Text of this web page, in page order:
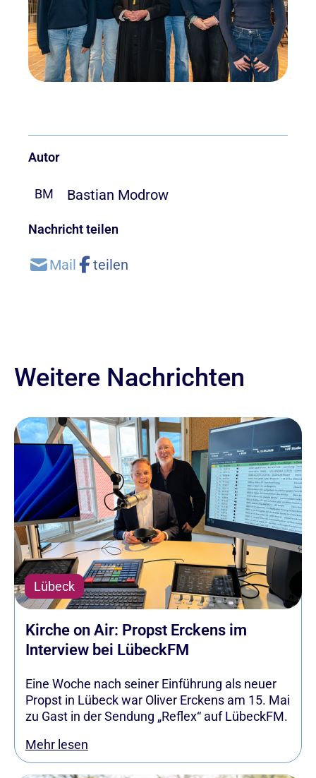
Autor
BM Bastian Modrow
Nachricht teilen
Weitere Nachrichten
Lübeck
Kirche on Air: Propst Erckens im
Interview bei LübeckFM
Eine Woche nach seiner Einführung als neuer
Propst in Lübeck war Oliver Erckens am 15. Mai
zu Gast in der Sendung „Reflex“ auf LübeckFM.
Mehr lesen